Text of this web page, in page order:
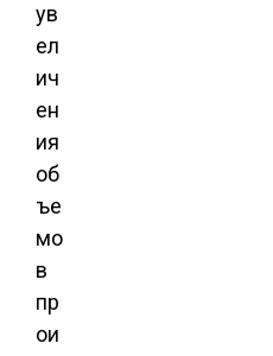
ув
ел
ич
ен
ия
об
ъе
мо
в
пр
ои